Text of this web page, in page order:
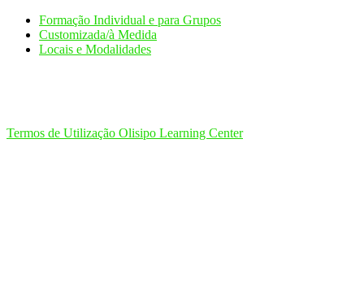
Formação Individual e para Grupos
Customizada/à Medida
Locais e Modalidades
Termos de Utilização Olisipo Learning Center